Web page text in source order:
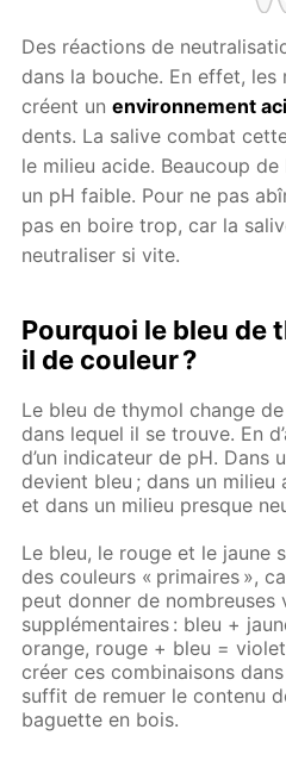
Des réactions de
dans la bouche. En effet,
créent unenvironnement
dents. La salive combat
le milieu acide. Beaucoup
un pH faible. Pour ne pas
pas en boire trop, car la
neutraliser si vite.
Pourquoi le bleu de
il de couleur ?
Le bleu de thymol change
dans lequel il se trouve. En
d’un indicateur de pH. Dans
devient bleu ; dans un
et dans un milieu presque
Le bleu, le rouge et le jaune
des couleurs « primaires »,
peut donner de nombreuses
supplémentaires : bleu +
orange, rouge + bleu =
créer ces combinaisons
suffit de remuer le contenu
baguette en bois.